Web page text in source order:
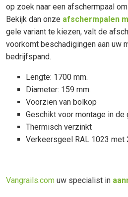
op zoek naar een afschermpaal
Bekijk dan onze afschermpalen
gele variant te kiezen, valt de
voorkomt beschadigingen aan uw
bedrijfspand.
Lengte: 1700 mm.
Diameter: 159 mm.
Voorzien van bolkop
Geschikt voor montage in de
Thermisch verzinkt
Verkeersgeel RAL 1023 met
Vangrails.com uw specialist in